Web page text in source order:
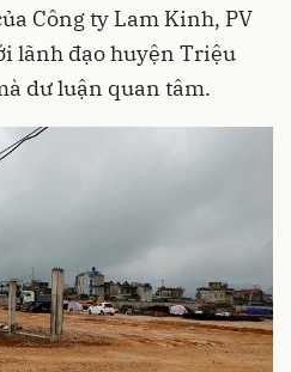
Công ty Lam Kinh, PV
lãnh đạo huyện Triệu
dư luận quan tâm.